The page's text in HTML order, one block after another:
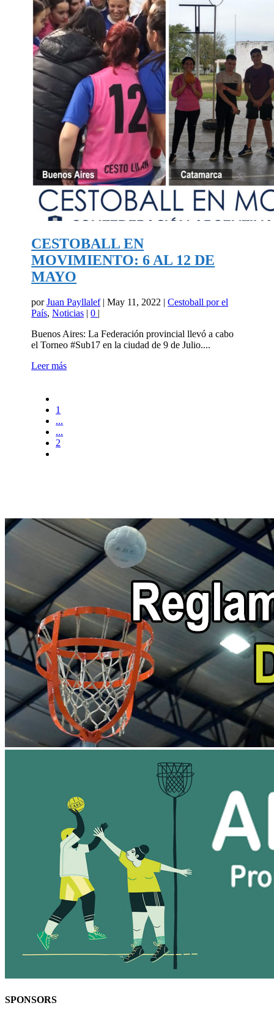
CESTOBALL EN
MOVIMIENTO: 6 AL 12 DE
MAYO
porJuan Payllalef|May 11, 2022 |Cestoball por el
País,Noticias |0
Buenos Aires: La Federación provincial llevó a cabo
el Torneo #Sub17 en la ciudad de 9 de Julio....
Leer más
1
...
...
2
SPONSORS